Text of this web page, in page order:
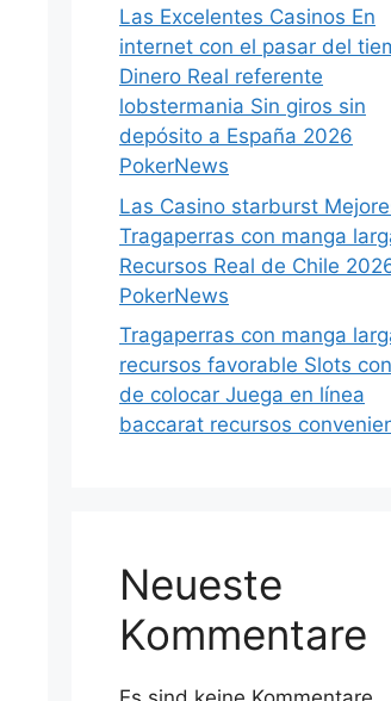
Las Excelentes Casinos En
internet con el pasar del
Dinero Real referente
lobstermania Sin giros sin
depósito a España 2026
PokerNews
Las Casino starburst
Tragaperras con manga
Recursos Real de Chile
PokerNews
Tragaperras con manga
recursos favorable Slots
de colocar Juega en línea
baccarat recursos
Neueste
Kommentare